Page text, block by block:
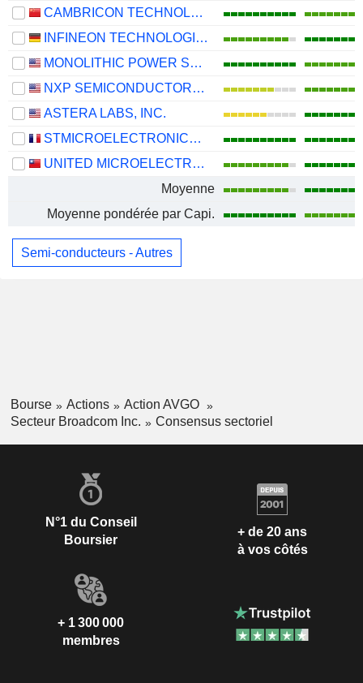
CAMBRICON TECHNOLOGIES CORPORATION LIMITED
INFINEON TECHNOLOGIES AG
MONOLITHIC POWER SYSTEMS, INC.
NXP SEMICONDUCTORS N.V.
ASTERA LABS, INC.
STMICROELECTRONICS N.V.
UNITED MICROELECTRONICS CORPORATION
Moyenne
Moyenne pondérée par Capi.
Semi-conducteurs - Autres
Bourse Actions
Action AVGO
Secteur Broadcom Inc.
Consensus sectoriel
N°1 du Conseil
Boursier
+ de 20 ans
à vos côtés
+ 1 300 000
membres